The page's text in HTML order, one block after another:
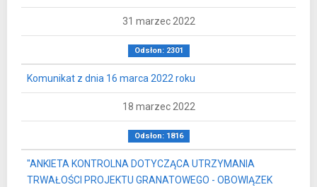
31 marzec 2022
Odsłon: 2301
Komunikat z dnia 16 marca 2022 roku
18 marzec 2022
Odsłon: 1816
"ANKIETA KONTROLNA DOTYCZĄCA UTRZYMANIA
TRWAŁOŚCI PROJEKTU GRANATOWEGO - OBOWIĄZEK